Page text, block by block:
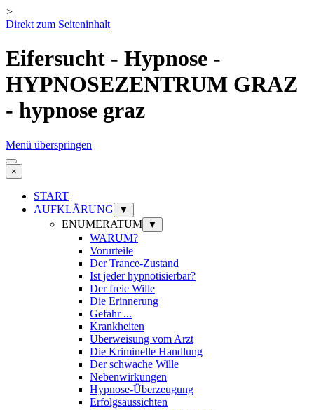
>
Direkt zum Seiteninhalt
Eifersucht - Hypnose -
HYPNOSEZENTRUM GRAZ
- hypnose graz
Menü überspringen
×
START
AUFKLÄRUNG
▼
ENUMERATUM ▼
WARUM?
Vorurteile
Der Trance-Zustand
Ist jeder hypnotisierbar?
Der freie Wille
Die Erinnerung
Gefahr ...
Krankheiten
Überweisung vom Arzt
Die Kriminelle Handlung
Der schwache Wille
Nebenwirkungen
Hypnose-Überzeugung
Erfolgsaussichten